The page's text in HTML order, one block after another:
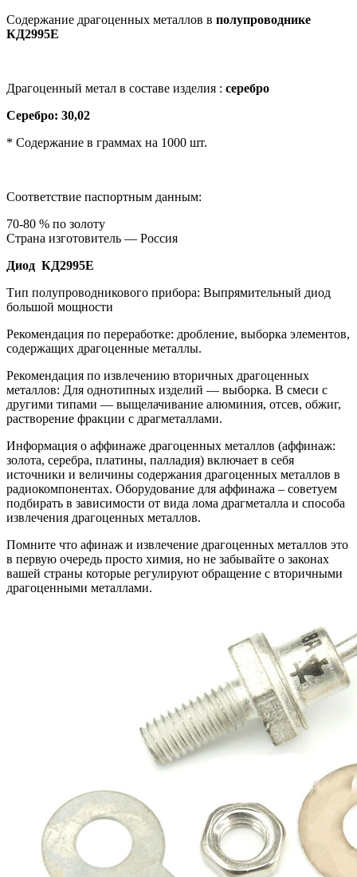
Содержание драгоценных металлов в полупроводнике
КД2995Е
Драгоценный метал в составе изделия : серебро
Серебро: 30,02
* Содержание в граммах на 1000 шт.
Соответствие паспортным данным:
70-80 % по золоту
Страна изготовитель — Россия
Диод КД2995Е
Тип полупроводникового прибора: Выпрямительный диод
большой мощности
Рекомендация по переработке: дробление, выборка элементов,
содержащих драгоценные металлы.
Рекомендация по извлечению вторичных драгоценных
металлов: Для однотипных изделий — выборка. В смеси с
другими типами — выщелачивание алюминия, отсев, обжиг,
растворение фракции с драгметаллами.
Информация о аффинаже драгоценных металлов (аффинаж:
золота, серебра, платины, палладия) включает в себя
источники и величины содержания драгоценных металлов в
радиокомпонентах. Оборудование для аффинажа – советуем
подбирать в зависимости от вида лома драгметалла и способа
извлечения драгоценных металлов.
Помните что афинаж и извлечение драгоценных металлов это
в первую очередь просто химия, но не забывайте о законах
вашей страны которые регулируют обращение с вторичными
драгоценными металлами.